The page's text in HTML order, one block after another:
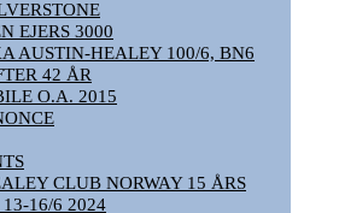
EJERS 3000
AUSTIN-HEALEY 100/6, BN6
42 ÅR
O.A. 2015
CLUB NORWAY 15 ÅRS
16/6 2024